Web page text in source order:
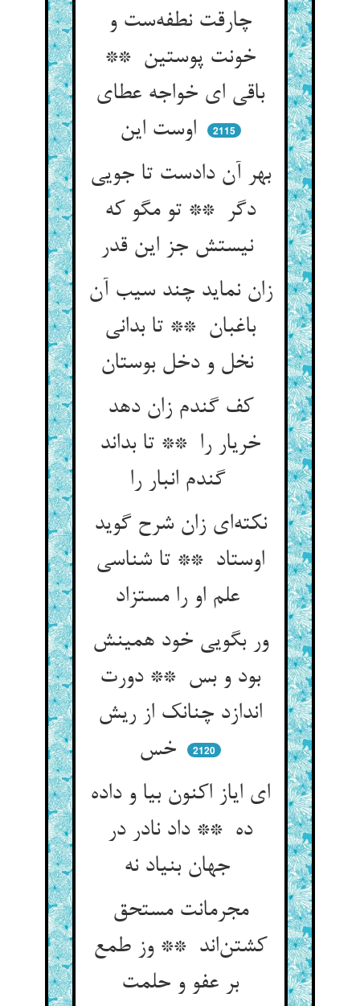
چارقت نطفه‌ست و
خونت پوستین **
باقی ای خواجه عطای
اوست این
2115
بهر آن دادست تا جویی
دگر ** تو مگو که
نیستش جز این قدر
زان نماید چند سیب آن
باغبان ** تا بدانی
نخل و دخل بوستان
کف گندم زان دهد
خریار را ** تا بداند
گندم انبار را
نکته‌ای زان شرح گوید
اوستاد ** تا شناسی
علم او را مستزاد
ور بگویی خود همینش
بود و بس ** دورت
اندازد چنانک از ریش
2120
ای ایاز اکنون بیا و داده
ده ** داد نادر در
مجرمانت مستحق
کشتن‌اند ** وز طمع
بر عفو و حلمت